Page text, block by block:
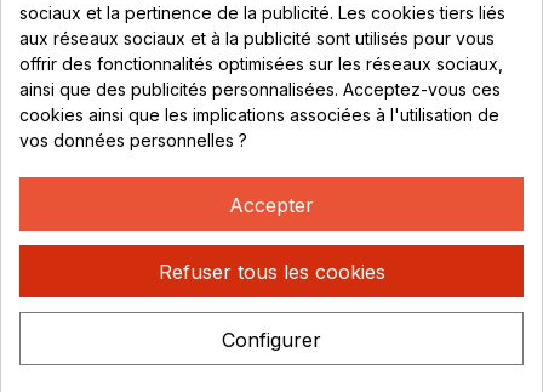
Lundi au vendredi :
8h - 16h
uniquement sur Rendez-vous
CONTACT
04 78 37 00 68
contact@rhonephilatelie.fr
sociaux et la pertinence de la publicité. Les cookies tiers liés
aux réseaux sociaux et à la publicité sont utilisés pour vous
offrir des fonctionnalités optimisées sur les réseaux sociaux,
ainsi que des publicités personnalisées. Acceptez-vous ces
cookies ainsi que les implications associées à l'utilisation de
vos données personnelles ?
Accepter
Refuser tous les cookies
Configurer